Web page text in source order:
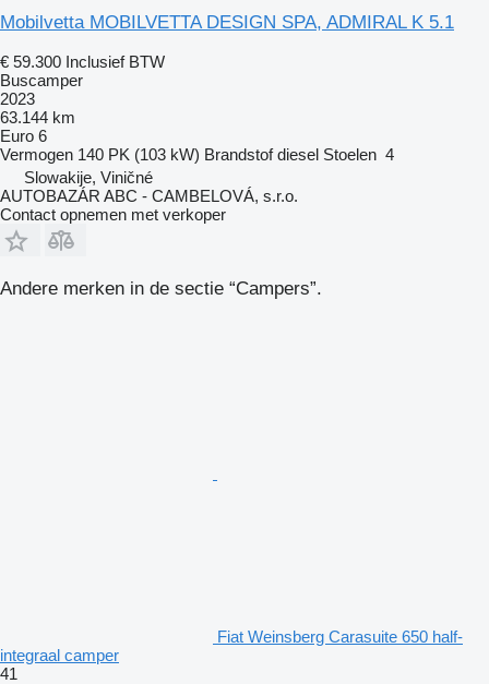
Mobilvetta MOBILVETTA DESIGN SPA, ADMIRAL K 5.1
€ 59.300 Inclusief BTW
Buscamper
2023
63.144 km
Euro 6
Vermogen 140 PK (103 kW) Brandstof diesel Stoelen 4
Slowakije, Viničné
AUTOBAZÁR ABC - CAMBELOVÁ, s.r.o.
Contact opnemen met verkoper
Andere merken in de sectie “Campers”.
Fiat Weinsberg Carasuite 650 half-
integraal camper
41